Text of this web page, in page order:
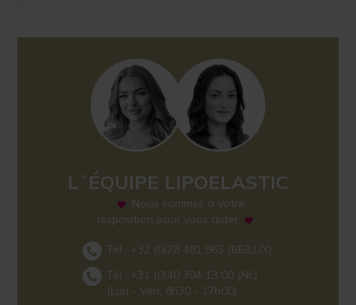
L´ÉQUIPE LIPOELASTIC
Nous sommes à votre
disposition pour vous aider
Tél : +32 (0)78 481 963 (BE/LUX)
Tél : +31 (0)40 304 13 00 (NL)
(Lun - Ven, 8h30 - 17h00)